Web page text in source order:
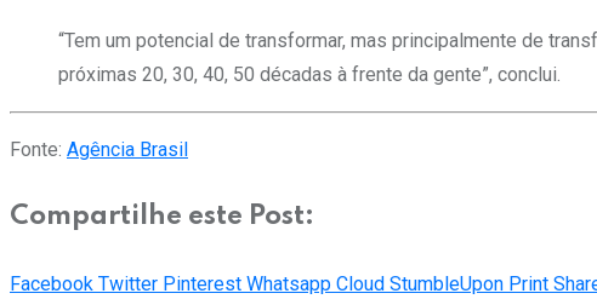
“Tem um potencial de transformar, mas principalmente de
próximas 20, 30, 40, 50 décadas à frente da gente”, conclui.
Fonte: Agência Brasil
Compartilhe este Post:
Facebook Twitter Pinterest Whatsapp Cloud StumbleUpon Print